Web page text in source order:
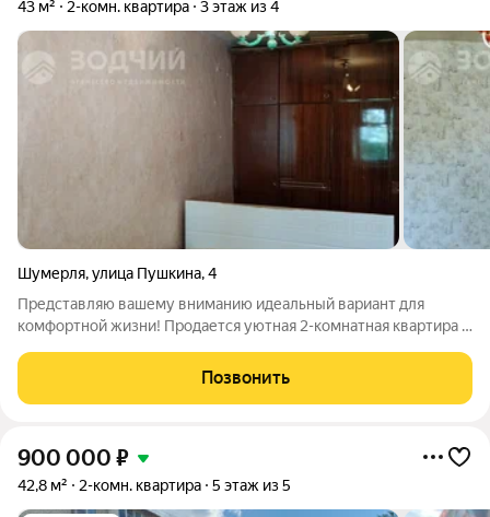
43 м² 2-комн. квартира 3 этаж из 4
Шумерля,улица Пушкина,4
Представляю вашему вниманию идеальный вариант для
комфортной жизни! Продается уютная 2-комнатная квартира в
кирпичного дома, эта квартира ждет нового хозяина, готового
создать интерьер своей
Позвонить
900 000 ₽
42,8 м² 2-комн. квартира 5 этаж из 5